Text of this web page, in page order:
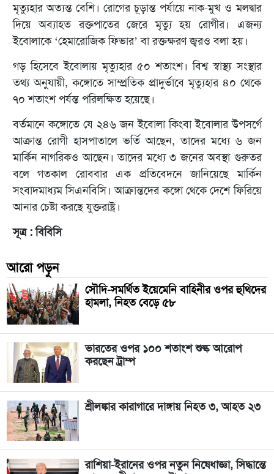
মৃত্যুহার অত্যন্ত বেশি। রোগের চূড়ান্ত পর্যায়ে নাক-মুখ ও মলদ্বার
দিয়ে অব্যাহত রক্তপাতের জেরে মৃত্যু হয় রোগীর। এজন্য
ইবোলাকে ‘হেমারোজিক ফিভার’ বা রক্তক্ষরণ জ্বরও বলা হয়।
গড় হিসেবে ইবোলায় মৃত্যুহার ৫০ শতাংশ। বিশ্ব স্বাস্থ্য সংস্থার
তথ্য অনুযায়ী, কঙ্গোতে সাম্প্রতিক প্রাদুর্ভাবে মৃত্যুহার ৪০ থেকে
৭০ শতাংশ পর্যন্ত পরিলক্ষিত হয়েছে।
বর্তমানে কঙ্গোতে যে ২৪৬ জন ইবোলা কিংবা ইবোলার উপসর্গে
আক্রান্ত রোগী হাসপাতালে ভর্তি আছেন, তাদের মধ্যে ৬ জন
মার্কিন নাগরিকও আছেন। তাদের মধ্যে ৩ জনের অবস্থা গুরুতর
বলে গতকাল রোববার এক প্রতিবেদনে জানিয়েছে মার্কিন
সংবাদমাধ্যম সিএনবিসি। আক্রান্তদের কঙ্গো থেকে দেশে ফিরিয়ে
আনার চেষ্টা করছে যুক্তরাষ্ট্র।
সূত্র : বিবিসি
আরো পড়ুন
সৌদি-সমর্থিত ইয়েমেনি বাহিনীর ওপর হুথিদের
হামলা, নিহত বেড়ে ৫৮
ভারতের ওপর ১০০ শতাংশ শুল্ক আরোপ
করছেন ট্রাম্প
শ্রীলঙ্কার কারাগারে দাঙ্গায় নিহত ৩, আহত ২৩
রাশিয়া-ইরানের ওপর নতুন নিষেধাজ্ঞা, সিদ্ধান্তে